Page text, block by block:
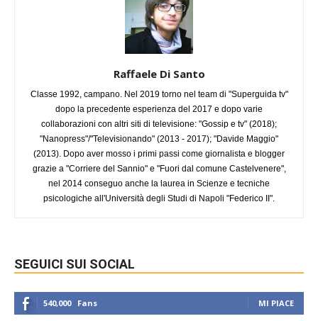
Raffaele Di Santo
Classe 1992, campano. Nel 2019 torno nel team di "Superguida tv"
dopo la precedente esperienza del 2017 e dopo varie
collaborazioni con altri siti di televisione: "Gossip e tv" (2018);
"Nanopress"/"Televisionando" (2013 - 2017); "Davide Maggio"
(2013). Dopo aver mosso i primi passi come giornalista e blogger
grazie a "Corriere del Sannio" e "Fuori dal comune Castelvenere",
nel 2014 conseguo anche la laurea in Scienze e tecniche
psicologiche all'Università degli Studi di Napoli "Federico II".
SEGUICI SUI SOCIAL
540,000 Fans MI PIACE